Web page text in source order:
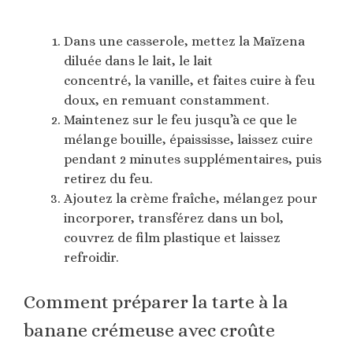
Dans une casserole, mettez la Maïzena
diluée dans le lait, le lait
concentré, la vanille, et faites cuire à feu
doux, en remuant constamment.
Maintenez sur le feu jusqu’à ce que le
mélange bouille, épaississe, laissez cuire
pendant 2 minutes supplémentaires, puis
retirez du feu.
Ajoutez la crème fraîche, mélangez pour
incorporer, transférez dans un bol,
couvrez de film plastique et laissez
refroidir.
Comment préparer la tarte à la
banane crémeuse avec croûte